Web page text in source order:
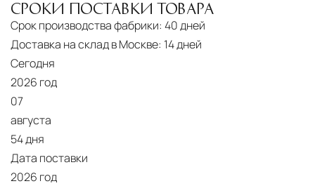
дверных блоков в квартиры и офисы с
использованием лифтов или монтажных
Распаковка и расстановка
указанное место
очистка помещения от тары и упаковки
СРОКИ ПОСТАВКИ ТОВАРА
Срок производства фабрики: 40 дней
Доставка на склад в Москве: 14 дней
Сегодня
2026 год
07
августа
54 дня
Дата поставки
2026 год